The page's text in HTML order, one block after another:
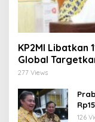
KP2MI Libatkan
Global
277 Views
30-
126